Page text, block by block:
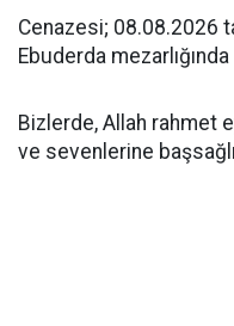
Cenazesi; 08.08.2026
Ebuderda
Bizlerde, Allah rahmet
ve sevenlerine